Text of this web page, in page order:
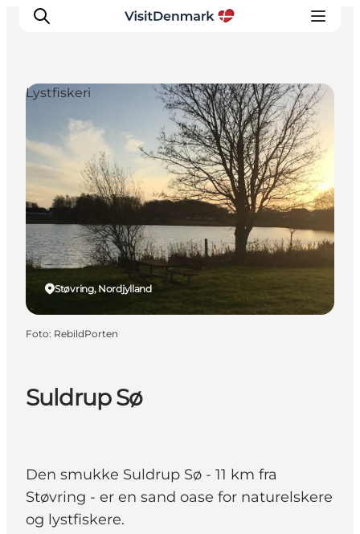
Inspiration
Destinationer
Oplevelser
Overnatning
Planlæg ferien
Suldrup Sø
Den smukke Suldrup Sø - 11 km fra
Støvring - er en sand oase for naturelskere
og lystfiskere.
Støvring, Nordjylland
Lystfiskeri
Foto: RebildPorten